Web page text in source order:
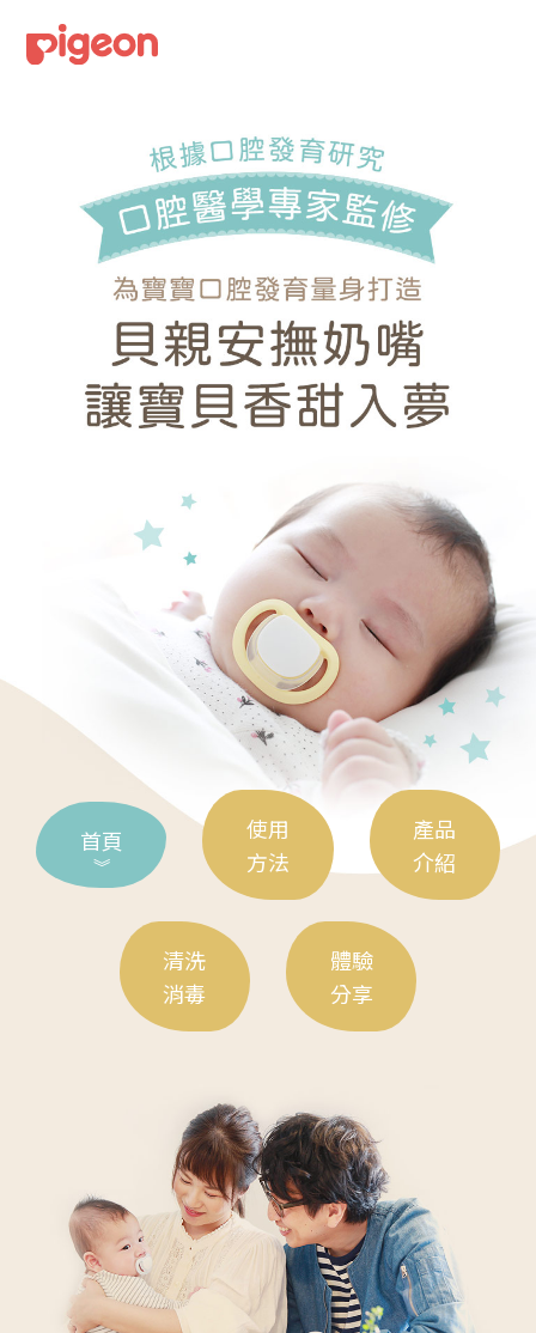
首頁
使用
方法
產品
介紹
清洗
消毒
體驗
分享